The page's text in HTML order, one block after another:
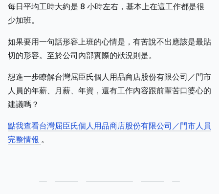
每日平均工時大約是 8 小時左右，基本上在這工作都是很
少加班。
如果要用一句話形容上班的心情是，有苦說不出應該是最貼
切的形容。至於公司內部實際的狀況則是。
想進一步瞭解台灣屈臣氏個人用品商店股份有限公司／門市
人員的年薪、月薪、年資，還有工作內容跟前輩苦口婆心的
建議嗎？
點我查看台灣屈臣氏個人用品商店股份有限公司／門市人員
完整情報 。